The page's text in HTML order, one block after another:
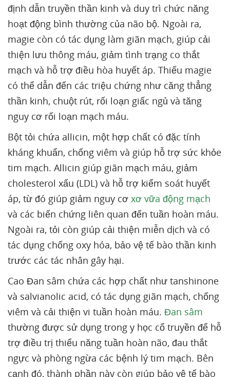
định dẫn truyền thần kinh và duy trì chức năng
hoạt động bình thường của não bộ. Ngoài ra,
magie còn có tác dụng làm giãn mạch, giúp cải
thiện lưu thông máu, giảm tình trạng co thắt
mạch và hỗ trợ điều hòa huyết áp. Thiếu magie
có thể dẫn đến các triệu chứng như căng thẳng
thần kinh, chuột rút, rối loạn giấc ngủ và tăng
nguy cơ rối loạn mạch máu.
Bột tỏi chứa allicin, một hợp chất có đặc tính
kháng khuẩn, chống viêm và giúp hỗ trợ sức khỏe
tim mạch. Allicin giúp giãn mạch máu, giảm
cholesterol xấu (LDL) và hỗ trợ kiểm soát huyết
áp, từ đó giúp giảm nguy cơ xơ vữa động mạch
và các biến chứng liên quan đến tuần hoàn máu.
Ngoài ra, tỏi còn giúp cải thiện miễn dịch và có
tác dụng chống oxy hóa, bảo vệ tế bào thần kinh
trước các tác nhân gây hại.
Cao Đan sâm chứa các hợp chất như tanshinone
và salvianolic acid, có tác dụng giãn mạch, chống
viêm và cải thiện vi tuần hoàn máu. Đan sâm
thường được sử dụng trong y học cổ truyền để hỗ
trợ điều trị thiểu năng tuần hoàn não, đau thắt
ngực và phòng ngừa các bệnh lý tim mạch. Bên
cạnh đó, thành phần này còn giúp bảo vệ tế bào